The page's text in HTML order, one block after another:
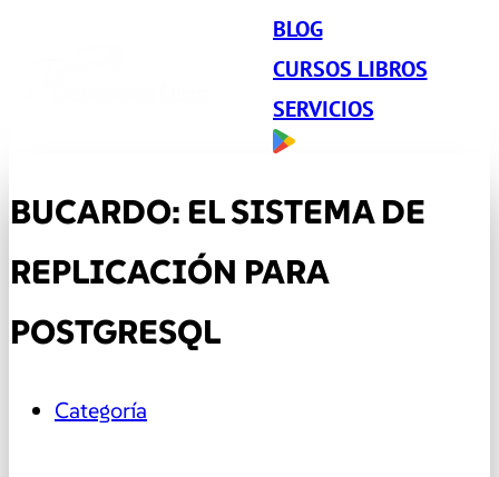
BLOG
CURSOS LIBROS
SERVICIOS
BUCARDO: EL SISTEMA DE
REPLICACIÓN PARA
POSTGRESQL
Categoría